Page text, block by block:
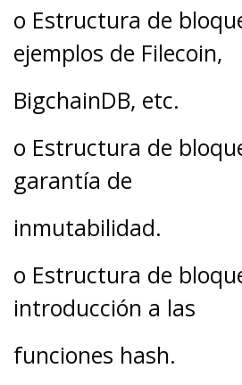
o Estructura de
ejemplos de Filecoin,
BigchainDB, etc.
o Estructura de
garantía de
inmutabilidad.
o Estructura de
introducción a las
funciones hash.